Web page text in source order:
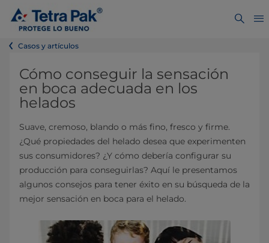
Casos y artículos
Cómo conseguir la sensación
en boca adecuada en los
helados
Suave, cremoso, blando o más fino, fresco y firme.
¿Qué propiedades del helado desea que experimenten
sus consumidores? ¿Y cómo debería configurar su
producción para conseguirlas? Aquí le presentamos
algunos consejos para tener éxito en su búsqueda de la
mejor sensación en boca para el helado.